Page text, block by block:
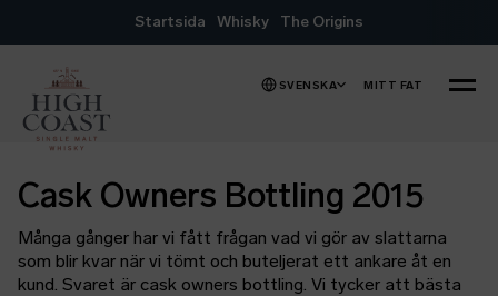
Hoppa till innehåll
SVENSKA MITT FAT MENY
Startsida Whisky The Origins
Cask Owners Bottling 2015
Många gånger har vi fått frågan vad vi gör av slattarna
som blir kvar när vi tömt och buteljerat ett ankare åt en
kund. Svaret är cask owners bottling. Vi tycker att bästa